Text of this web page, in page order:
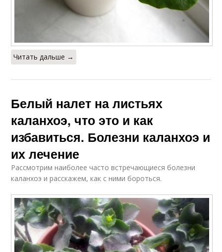
Читать дальше →
Белый налет на листьях
каланхоэ, что это и как
избавиться. Болезни каланхоэ и
их лечение
Рассмотрим наиболее часто встречающиеся болезни
каланхоэ и расскажем, как с ними бороться.